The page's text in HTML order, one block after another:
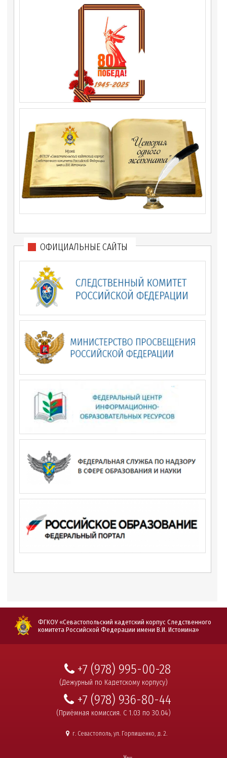
ОФИЦИАЛЬНЫЕ САЙТЫ
ФГКОУ «Севастопольский кадетский корпус Следственного
комитета Российской Федерации имени В.И. Истомина»
+7 (978) 995-00-28
(Дежурный по Кадетскому корпусу)
+7 (978) 936-80-44
(Приёмная комиссия. С 1.03 по 30.04)
г. Севастополь, ул. Горпищенко, д. 2.